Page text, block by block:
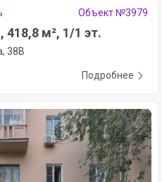
Объект №3979
м², 1/1 эт.
38В
Подробнее